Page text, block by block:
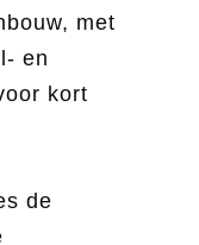
met
en
kort
de